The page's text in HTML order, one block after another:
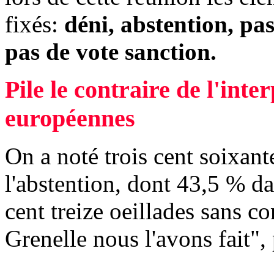
fixés: déni, abstention,
pas de vote sanction.
Pile le contraire de
européennes
On a noté trois cent
l'abstention, dont 43,5 %
cent treize oeillades sans
Grenelle nous l'avons fait",